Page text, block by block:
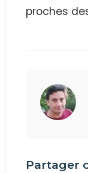
proches
Partager